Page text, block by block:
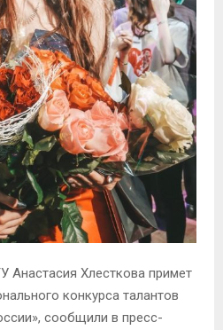
Анастасия Хлесткова примет
конкурса талантов
сообщили в пресс-